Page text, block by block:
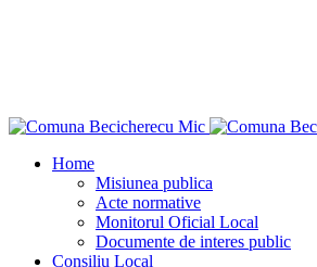
Home
Misiunea publica
Acte normative
Monitorul Oficial Local
Documente de interes public
Consiliu Local